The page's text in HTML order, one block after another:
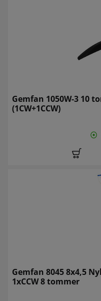
Gemfan 1050W-3 10
(1CW+1CCW)
Gemfan 8045 8x4,5
1xCCW 8 tommer